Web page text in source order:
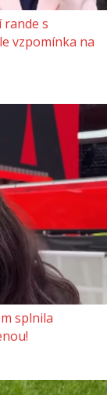
rande s
vzpomínka na
splnila